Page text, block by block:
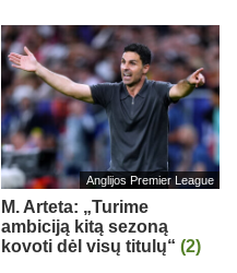
Anglijos Premier League
M. Arteta: „Turime
ambiciją kitą sezoną
kovoti dėl visų titulų“ (2)